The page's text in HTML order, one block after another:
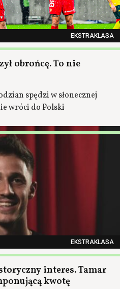
EKSTRAKLASA
obrońcę. To nie
spędzi w słonecznej
wróci do Polski
EKSTRAKLASA
interes. Tamar
kwotę